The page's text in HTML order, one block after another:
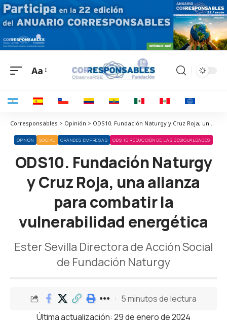
Aa
Corresponsables > Opinión > ODS10. Fundación Naturgy y Cruz Roja, una alianza para combatir la vulnerabilidad energética
OPINIÓN SOCIAL GRANDES EMPRESAS ODS 10 REDUCCIÓN DE LAS DESIGUALDADES
ODS10. Fundación Naturgy
y Cruz Roja, una alianza
para combatir la
vulnerabilidad energética
Ester Sevilla Directora de Acción Social
de Fundación Naturgy
Última actualización: 29 de enero de 2024
5 minutos de lectura